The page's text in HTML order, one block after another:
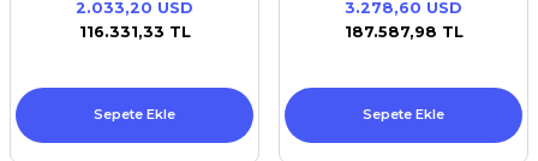
/ XPS+GPU
2.033,20 USD
116.331,33 TL
Sepete Ekle
3.278,60 USD
187.587,98 TL
Sepete Ekle